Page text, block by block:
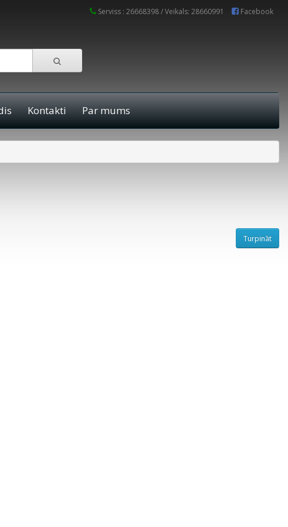
Serviss : 26668398 / Veikals: 28660991 Facebook
Kontakti Par mums
Turpināt